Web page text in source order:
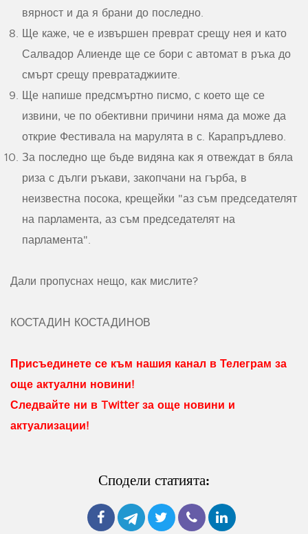
вярност и да я брани до последно.
Ще каже, че е извършен преврат срещу нея и като
Салвадор Алиенде ще се бори с автомат в ръка до
смърт срещу превратаджиите.
Ще напише предсмъртно писмо, с което ще се
извини, че по обективни причини няма да може да
открие Фестивала на марулята в с. Карапръдлево.
За последно ще бъде видяна как я отвеждат в бяла
риза с дълги ръкави, закопчани на гърба, в
неизвестна посока, крещейки "аз съм председателят
на парламента, аз съм председателят на
парламента".
Дали пропуснах нещо, как мислите?
КОСТАДИН КОСТАДИНОВ
Присъединете се към нашия канал в Телеграм за
още актуални новини!
Следвайте ни в Twitter за още новини и
актуализации!
Сподели статията: